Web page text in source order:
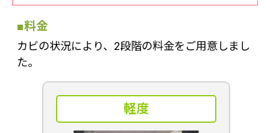
■料金
カビの状況により、2段階の料金をご用意しまし
た。
軽度